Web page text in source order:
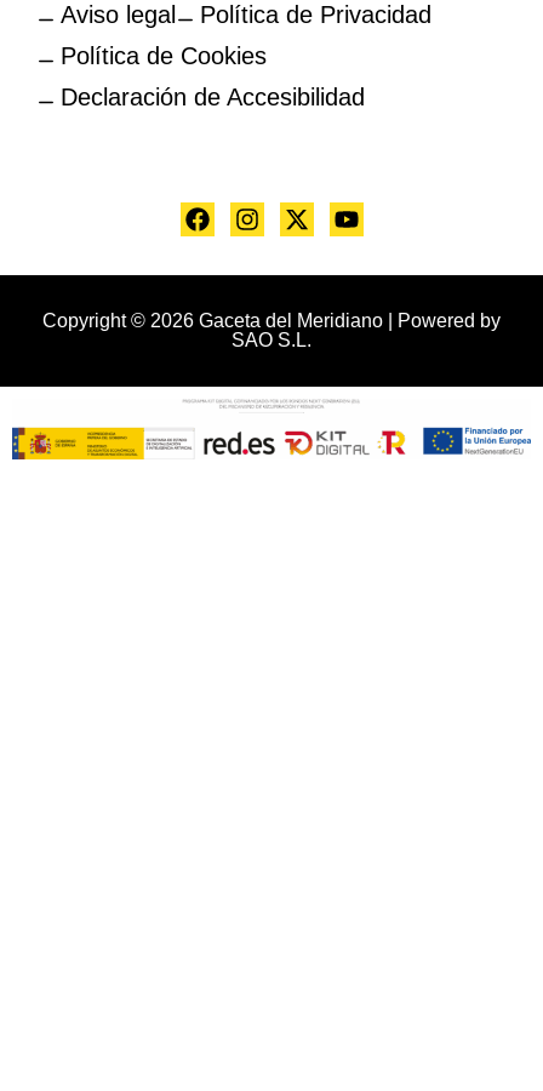
Aviso legal
Política de Privacidad
Política de Cookies
Declaración de Accesibilidad
Copyright © 2026 Gaceta del Meridiano | Powered by
SAO S.L.